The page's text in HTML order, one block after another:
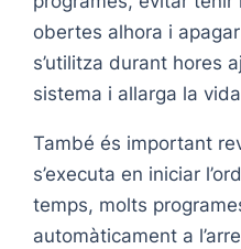
obertes alhora i
s’utilitza durant hores
sistema i allarga la
També és important
s’executa en iniciar
temps, molts
automàticament a